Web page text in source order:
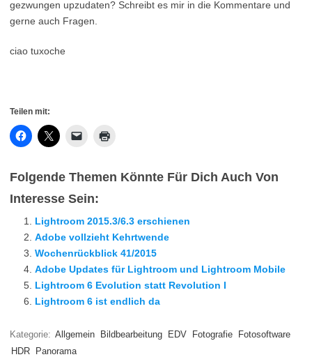
gezwungen upzudaten? Schreibt es mir in die Kommentare und
gerne auch Fragen.
ciao tuxoche
Teilen mit:
Folgende Themen Könnte Für Dich Auch Von
Interesse Sein:
Lightroom 2015.3/6.3 erschienen
Adobe vollzieht Kehrtwende
Wochenrückblick 41/2015
Adobe Updates für Lightroom und Lightroom Mobile
Lightroom 6 Evolution statt Revolution I
Lightroom 6 ist endlich da
Kategorie: Allgemein Bildbearbeitung EDV Fotografie
Fotosoftware
HDR
Panorama